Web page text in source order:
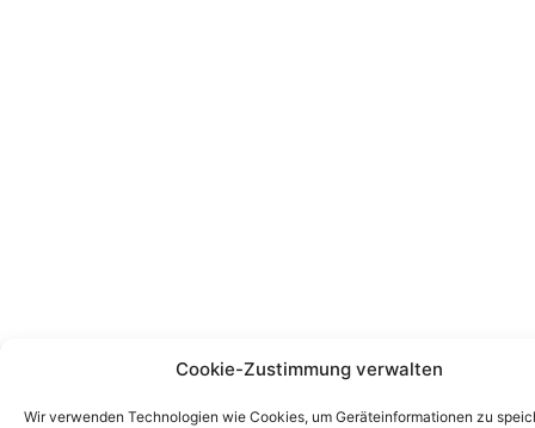
Cookie-Zustimmung verwalten
Wir verwenden Technologien wie Cookies, um Geräteinformationen zu